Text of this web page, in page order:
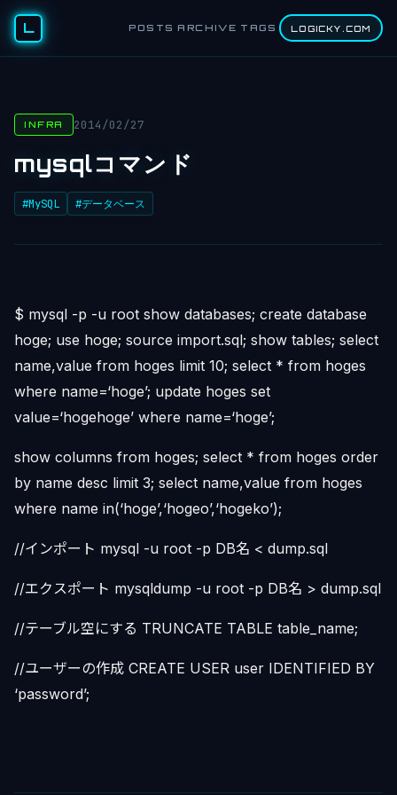
L POSTS ARCHIVE TAGS LOGICKY.COM
INFRA 2014/02/27
mysqlコマンド
#MySQL #データベース
$ mysql -p -u root show databases; create database
hoge; use hoge; source import.sql; show tables; select
name,value from hoges limit 10; select * from hoges
where name=‘hoge’; update hoges set
value=‘hogehoge’ where name=‘hoge’;
show columns from hoges; select * from hoges order
by name desc limit 3; select name,value from hoges
where name in(‘hoge’,‘hogeo’,‘hogeko’);
//インポート mysql -u root -p DB名 < dump.sql
//エクスポート mysqldump -u root -p DB名 > dump.sql
//テーブル空にする TRUNCATE TABLE table_name;
//ユーザーの作成 CREATE USER user IDENTIFIED BY
‘password’;